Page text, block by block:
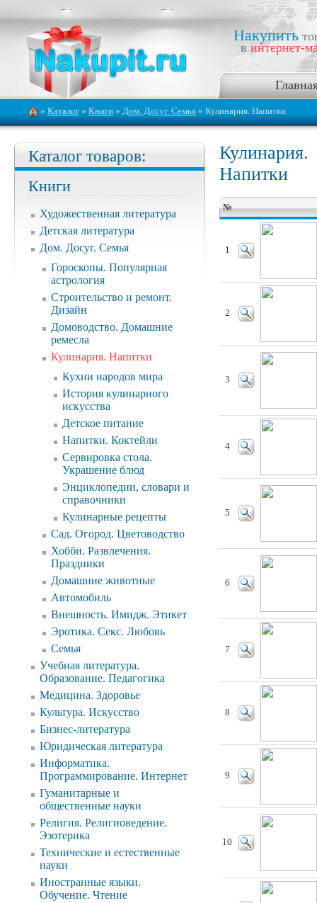
Накупить
в интернет-
» Каталог » Книги » Дом. Досуг. Семья » Кулинария. Напитки
Каталог товаров:
Книги
Художественная литература
Детская литература
Дом. Досуг. Семья
Гороскопы. Популярная
астрология
Строительство и ремонт.
Дизайн
Домоводство. Домашние
ремесла
Кулинария. Напитки
Кухни народов мира
История кулинарного
искусства
Детское питание
Напитки. Коктейли
Сервировка стола.
Украшение блюд
Энциклопедии, словари и
справочники
Кулинарные рецепты
Сад. Огород. Цветоводство
Хобби. Развлечения.
Праздники
Домашние животные
Автомобиль
Внешность. Имидж. Этикет
Эротика. Секс. Любовь
Семья
Учебная литература.
Образование. Педагогика
Медицина. Здоровье
Культура. Искусство
Бизнес-литература
Юридическая литература
Информатика.
Программирование. Интернет
Гуманитарные и
общественные науки
Религия. Религиоведение.
Эзотерика
Технические и естественные
науки
Иностранные языки.
Обучение. Чтение
Кулинария.
Напитки
№
1
2
3
4
5
6
7
8
9
10